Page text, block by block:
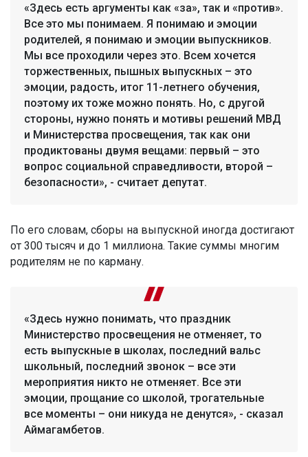
«Здесь есть аргументы как «за», так и «против».
Все это мы понимаем. Я понимаю и эмоции
родителей, я понимаю и эмоции выпускников.
Мы все проходили через это. Всем хочется
торжественных, пышных выпускных – это
эмоции, радость, итог 11-летнего обучения,
поэтому их тоже можно понять. Но, с другой
стороны, нужно понять и мотивы решений МВД
и Министерства просвещения, так как они
продиктованы двумя вещами: первый – это
вопрос социальной справедливости, второй –
безопасности», - считает депутат.
По его словам, сборы на выпускной иногда достигают
от 300 тысяч и до 1 миллиона. Такие суммы многим
родителям не по карману.
«Здесь нужно понимать, что праздник
Министерство просвещения не отменяет, то
есть выпускные в школах, последний вальс
школьный, последний звонок – все эти
мероприятия никто не отменяет. Все эти
эмоции, прощание со школой, трогательные
все моменты – они никуда не денутся», - сказал
Аймагамбетов.